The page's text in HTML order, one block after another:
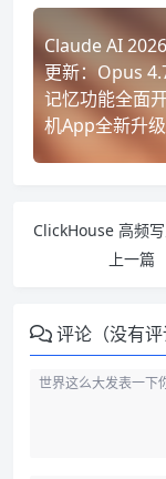
Claude AI
更新：Opus
记忆功能全面
机App全新升级
上一篇
评论（没有评